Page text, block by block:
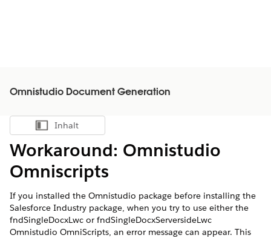
Omnistudio Document Generation
Inhalt anzeigen
Inhalt
Workaround: Omnistudio
Omniscripts
If you installed the Omnistudio package before installing the
Salesforce Industry package, when you try to use either the
fndSingleDocxLwc or fndSingleDocxServersideLwc
Omnistudio OmniScripts, an error message can appear. This